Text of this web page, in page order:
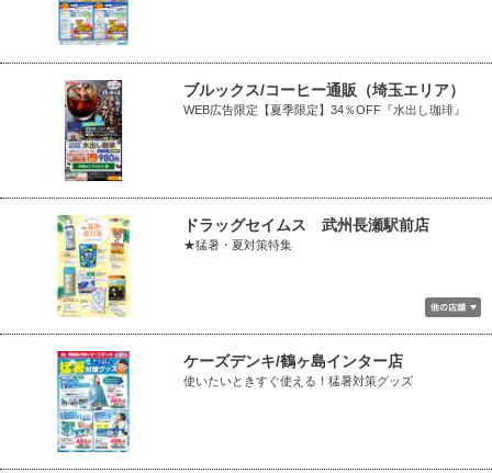
ブルックス/コーヒー通販（埼玉エリア）
WEB広告限定【夏季限定】34％OFF『水出し珈琲』
ドラッグセイムス 武州長瀬駅前店
★猛暑・夏対策特集
ケーズデンキ/鶴ヶ島インター店
使いたいときすぐ使える！猛暑対策グッズ